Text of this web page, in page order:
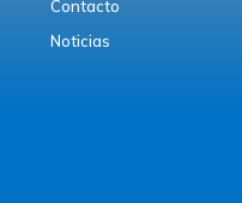
Contacto
Noticias